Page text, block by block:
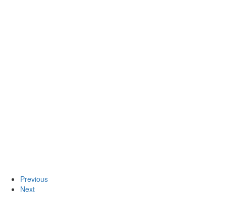
Previous
Next